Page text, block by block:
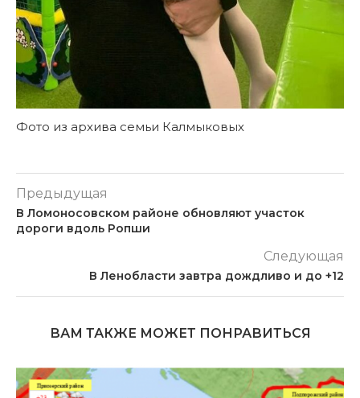
Фото из архива семьи Калмыковых
Предыдущая
В Ломоносовском районе обновляют участок
дороги вдоль Ропши
Следующая
В Ленобласти завтра дождливо и до +12
ВАМ ТАКЖЕ МОЖЕТ ПОНРАВИТЬСЯ